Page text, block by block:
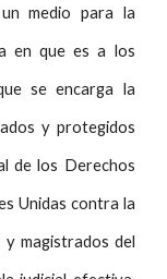
medio para la
en que es a los
se encarga la
y protegidos
de los Derechos
Unidas contra la
magistrados del